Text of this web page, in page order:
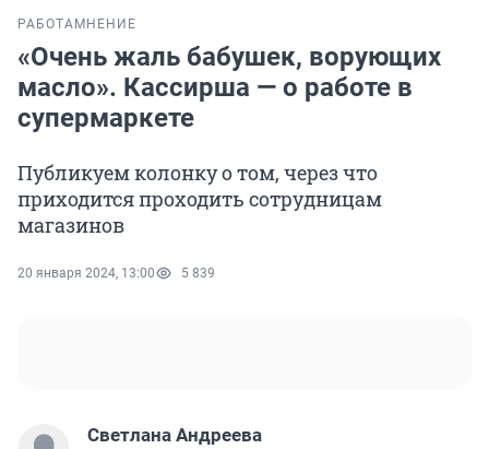
РАБОТА МНЕНИЕ
«Очень жаль бабушек, ворующих
масло». Кассирша — о работе в
супермаркете
Публикуем колонку о том, через что
приходится проходить сотрудницам
магазинов
20 января 2024, 13:00 5 839
Светлана Андреева